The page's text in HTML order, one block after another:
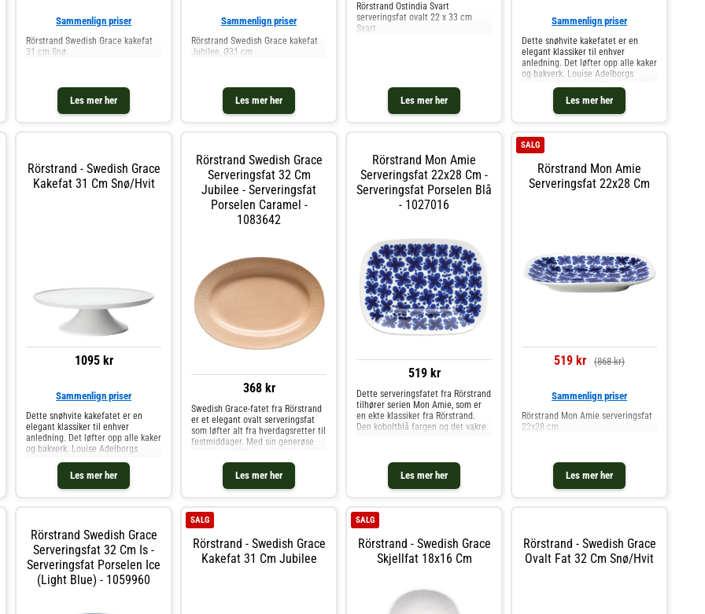
Les mer her
Sammenlign priser
Rörstrand Swedish Grace kakefat
31 cm Snø
Les mer her
Sammenlign priser
Rörstrand Swedish Grace kakefat
Jubilee, Ø31 cm
Les mer her
Rörstrand Ostindia Svart
serveringsfat ovalt 22 x 33 cm
Svart
Les mer her
Sammenlign priser
Dette snøhvite kakefatet er en
elegant klassiker til enhver
anledning. Det løfter opp alle kaker
og bakverk. Louise Adelborgs
mesterverk, Swedish Grace, er et
tidløst ikon - mønsteret er inspirert
av grasiøst vaiende hveteaks og
bringer harmoni og tr
Rörstrand - Swedish Grace
Kakefat 31 Cm Snø/hvit
1095 kr
Les mer her
Sammenlign priser
Dette snøhvite kakefatet er en
elegant klassiker til enhver
anledning. Det løfter opp alle kaker
og bakverk. Louise Adelborgs
mesterverk, Swedish Grace, er et
tidløst ikon - mønsteret er inspirert
av grasiøst vaiende hveteaks og
bringer harmoni og tr
Rörstrand Swedish Grace
Serveringsfat 32 Cm
Jubilee - Serveringsfat
Porselen Caramel -
1083642
368 kr
Les mer her
Swedish Grace-fatet fra Rörstrand
er et elegant ovalt serveringsfat
som løfter alt fra hverdagsretter til
festmiddager. Med sin generøse
til servering av kjøtt, fisk,
grønnsaker eller bakverk. Det
ikoniske hvetevoksmønsteret,
tradisjon, funksjon og estetikk
møtes. Et klassisk element i
borddekkingen som aldri går av
moten, og som enkelt kan
kombineres med andre deler i
Rörstrand Mon Amie
Serveringsfat 22x28 Cm -
Serveringsfat Porselen Blå
- 1027016
519 kr
Les mer her
Dette serveringsfatet fra Rörstrand
tilhører serien Mon Amie, som er
en ekte klassiker fra Rörstrand.
Den koboltblå fargen og det vakre
bordet. Serien ble designet av
Marianne Westman i 1952. Kjøp
Serveringsfat og andre Skåler &
Serveringsfat hos Royal Design.
Rörstrand Mon Amie
Serveringsfat 22x28 Cm
SALG
519 kr (868 kr)
Les mer her
Sammenlign priser
Rörstrand Mon Amie serveringsfat
22x28 cm
Rörstrand Swedish Grace
Serveringsfat 32 Cm Is -
Serveringsfat Porselen Ice
(Light Blue) - 1059960
Rörstrand - Swedish Grace
Kakefat 31 Cm Jubilee
SALG
Rörstrand - Swedish Grace
Skjellfat 18x16 Cm
SALG
Rörstrand - Swedish Grace
Ovalt Fat 32 Cm Snø/hvit